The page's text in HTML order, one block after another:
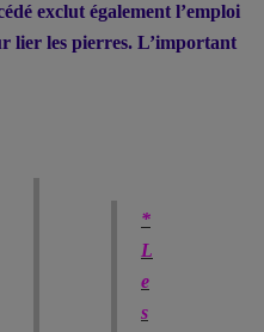
exclut également l’emploi
lier les pierres. L’important
*
L
e
s